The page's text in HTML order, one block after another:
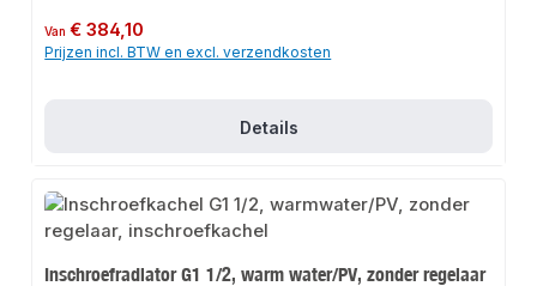
Normale prijs:
Van€ 384,10
Prijzen incl. BTW en excl. verzendkosten
Details
Inschroefradiator G1 1/2, warm water/PV, zonder regelaar